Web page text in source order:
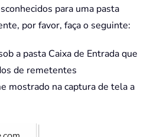
para uma pasta
por favor, faça o seguinte:
a pasta Caixa de Entrada que
de remetentes
mostrado na captura de tela a